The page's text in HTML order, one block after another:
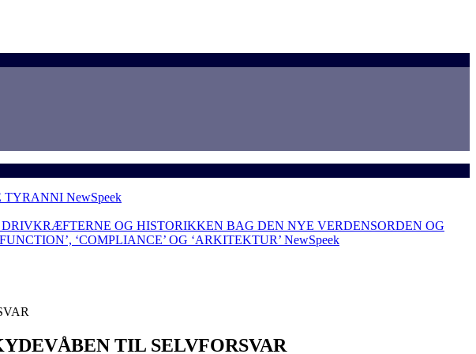
TYRANNI NewSpeek
OG HISTORIKKEN BAG DEN NYE VERDENSORDEN OG
‘COMPLIANCE’ OG ‘ARKITEKTUR’ NewSpeek
TIL SELVFORSVAR